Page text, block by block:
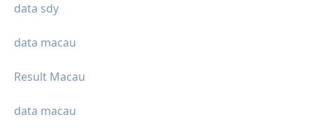
data sdy
data macau
Result Macau
data macau